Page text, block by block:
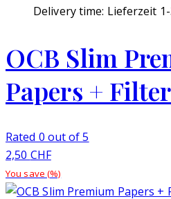
Delivery time: Lieferzeit
OCB Slim
Papers + Filter
Rated 0 out of 5
2,50 CHF
You save (%)